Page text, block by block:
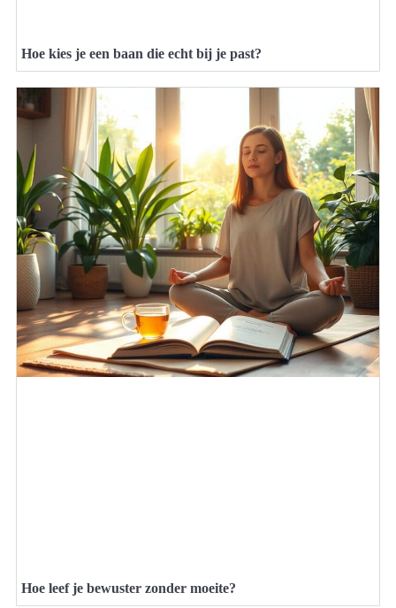
Hoe kies je een baan die echt bij je past?
Hoe leef je bewuster zonder moeite?